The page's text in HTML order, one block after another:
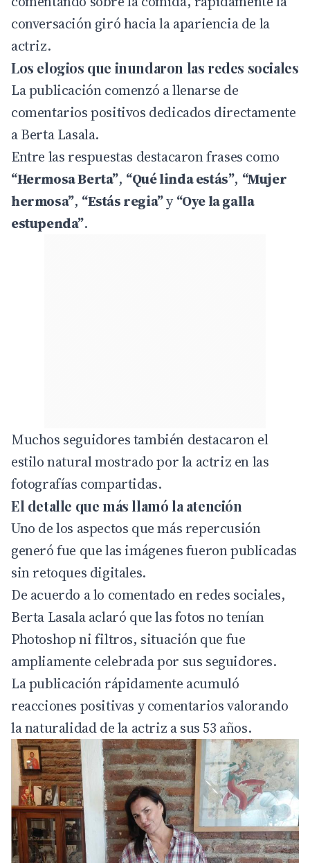
conversación giró hacia la apariencia de la
actriz.
Los elogios que inundaron las redes sociales
La publicación comenzó a llenarse de
comentarios positivos dedicados directamente
a Berta Lasala.
Entre las respuestas destacaron frases como
“Hermosa Berta”, “Qué linda estás”, “Mujer
hermosa”, “Estás regia”y“Oye la galla
estupenda”.
Muchos seguidores también destacaron el
estilo natural mostrado por la actriz en las
fotografías compartidas.
El detalle que más llamó la atención
Uno de los aspectos que más repercusión
generó fue que las imágenes fueron publicadas
sin retoques digitales.
De acuerdo a lo comentado en redes sociales,
Berta Lasala aclaró que las fotos no tenían
Photoshop ni filtros, situación que fue
ampliamente celebrada por sus seguidores.
La publicación rápidamente acumuló
reacciones positivas y comentarios valorando
la naturalidad de la actriz a sus 53 años.